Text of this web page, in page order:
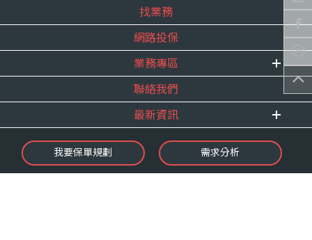
重要事跡
得獎紀錄
服務宣言
合作夥伴
內勤招聘
精英招募
年度增員計畫
找業務
網路投保
業務專區
E 線資源網
聯絡我們
最新資訊
最新消息
錠嵂焦點
我要保單規劃 需求分析